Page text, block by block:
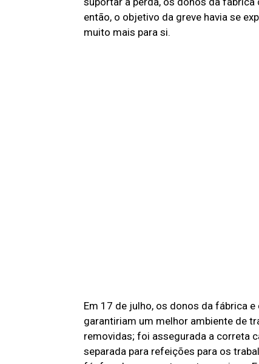
então, o objetivo da greve havia se
muito mais para si.
Em 17 de julho, os donos da fábrica
garantiriam um melhor ambiente de
removidas; foi assegurada a correta
separada para refeições para os